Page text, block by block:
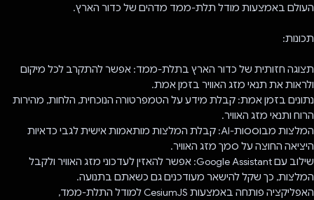
העולם באמצעות מודל תלת-ממד מדהים של כדור הארץ.
תכונות:
תצוגה חזותית של כדור הארץ בתלת-ממד: אפשר להתקרב לכל מיקום
ולראות את תנאי מזג האוויר בזמן אמת.
נתונים בזמן אמת: קבלת מידע על הטמפרטורה הנוכחית, הלחות, מהירות
הרוח ותנאי מזג האוויר.
המלצות מבוססות-AI: קבלת המלצות מותאמות אישית לגבי כדאיות
היציאה החוצה על סמך מזג האוויר.
שילוב עם Google Assistant: אפשר להאזין לעדכוני מזג האוויר ולקבל
המלצות, כך שקל להישאר מעודכנים גם כשאתם בתנועה.
האפליקציה פותחה באמצעות CesiumJS למודל התלת-ממד,